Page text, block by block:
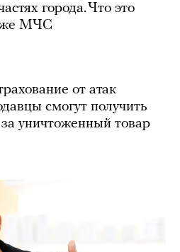
города. Что это
МЧС
от атак
смогут получить
уничтоженный товар